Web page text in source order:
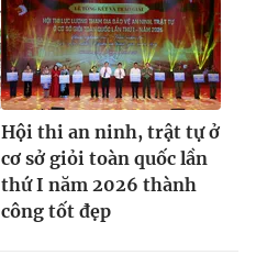
Hội thi an ninh, trật tự ở
cơ sở giỏi toàn quốc lần
thứ I năm 2026 thành
công tốt đẹp